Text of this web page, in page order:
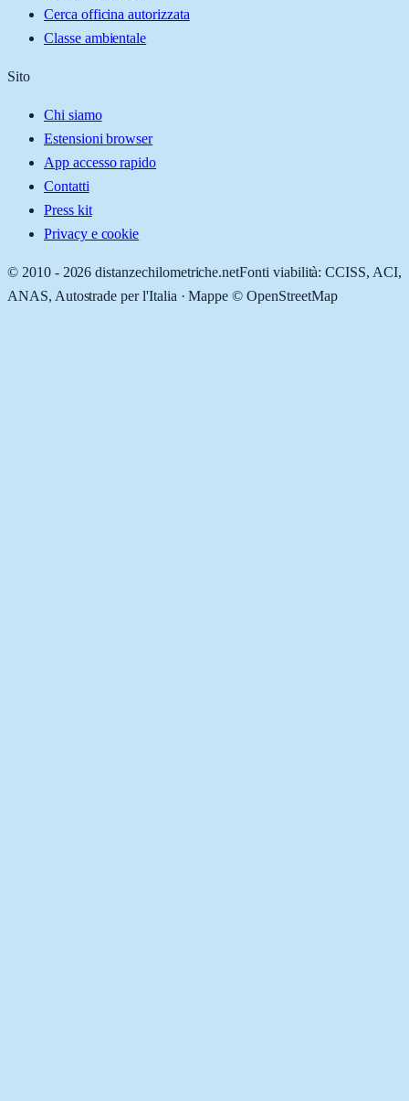
Cerca officina autorizzata
Classe ambientale
Sito
Chi siamo
Estensioni browser
App accesso rapido
Contatti
Press kit
Privacy e cookie
© 2010 - 2026 distanzechilometriche.netFonti viabilità: CCISS, ACI,
ANAS, Autostrade per l'Italia · Mappe © OpenStreetMap